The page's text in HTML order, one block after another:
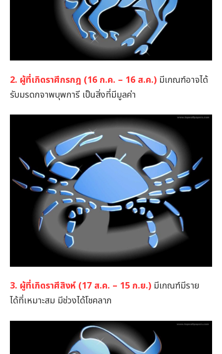
2. ผู้ที่เกิดราศีกรกฎ (16 ก.ค. – 16 ส.ค.) มีเกณฑ์อาจได้
รับมรดกจาพบุพการี เป็นสิ่งที่มีมูลค่า
3. ผู้ที่เกิดราศีสิงห์ (17 ส.ค. – 15 ก.ย.) มีเกณฑ์มีราย
ได้ที่เหมาะสม มีช่วงได้โชคลาภ